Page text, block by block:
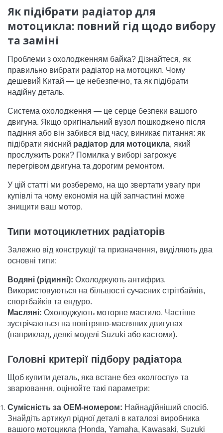
Як підібрати радіатор для
мотоцикла: повний гід щодо вибору
та заміні
Проблеми з охолодженням байка? Дізнайтеся, як
правильно вибрати радіатор на мотоцикл. Чому
дешевий Китай — це небезпечно, та як підібрати
надійну деталь.
Система охолодження — це серце безпеки вашого
двигуна. Якщо оригінальний вузол пошкоджено після
падіння або він забився від часу, виникає питання: як
підібрати якісний радіатор для мотоцикла, який
прослужить роки? Помилка у виборі загрожує
перегрівом двигуна та дорогим ремонтом.
У цій статті ми розберемо, на що звертати увагу при
купівлі та чому економія на цій запчастині може
знищити ваш мотор.
Типи мотоциклетних радіаторів
Залежно від конструкції та призначення, виділяють два
основні типи:
Водяні (рідинні): Охолоджують антифриз.
Використовуються на більшості сучасних стрітбайків,
спортбайків та ендуро.
Масляні: Охолоджують моторне мастило. Частіше
зустрічаються на повітряно-масляних двигунах
(наприклад, деякі моделі Suzuki або кастоми).
Головні критерії підбору радіатора
Щоб купити деталь, яка встане без «колгоспу» та
зварювання, оцінюйте такі параметри:
Сумісність за OEM-номером: Найнадійніший спосіб.
Знайдіть артикул рідної деталі в каталозі виробника
вашого мотоцикла (Honda, Yamaha, Kawasaki, Suzuki